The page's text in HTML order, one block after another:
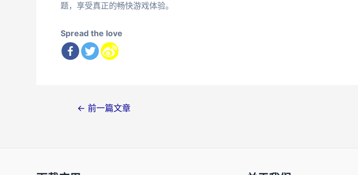
题，享受真正的畅快游戏体验。
Spread the love
← 前一篇文章